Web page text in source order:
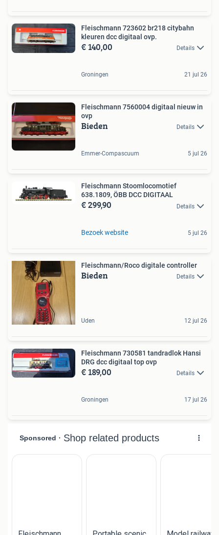
Fleischmann 723602 br218 citybahn
kleuren dcc digitaal ovp.
€ 140,00 Details
Groningen 21 jul 26
Fleischmann 7560004 digitaal nieuw in
ovp
Bieden Details
Emmer-Compascuum 5 jul 26
Fleischmann Stoomlocomotief
638.1809, ÖBB DCC DIGITAAL
€ 299,90 Details
Bezoek website 5 jul 26
Fleischmann/Roco digitale controller
Bieden Details
Uden 12 jul 26
Fleischmann 730581 tandradlok Hansi
DRG dcc digitaal top ovp
€ 189,00 Details
Groningen 17 jul 26